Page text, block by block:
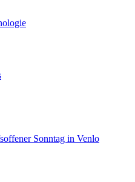
Sonntag in Venlo